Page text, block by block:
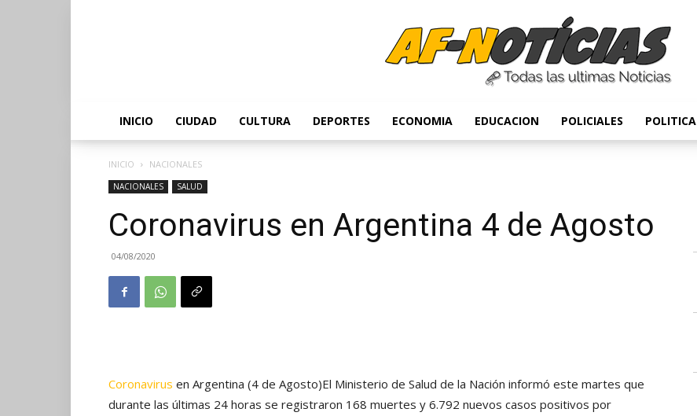
Anyulin
INICIO CIUDAD CULTURA DEPORTES ECONOMIA EDUCACION POLICIALES POLITICA
INICIO NACIONALES
NACIONALES SALUD
Coronavirus en Argentina 4 de Agosto
04/08/2020
Coronavirus en Argentina (4 de Agosto)El Ministerio de Salud de la Nación informó este martes que
durante las últimas 24 horas se registraron 168 muertes y 6.792 nuevos casos positivos por